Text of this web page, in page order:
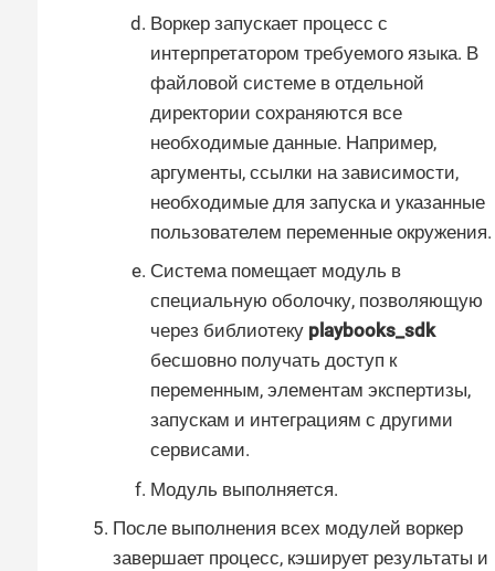
Воркер запускает процесс с
интерпретатором требуемого языка. В
файловой системе в отдельной
директории сохраняются все
необходимые данные. Например,
аргументы, ссылки на зависимости,
необходимые для запуска и указанные
пользователем переменные окружения.
Система помещает модуль в
специальную оболочку, позволяющую
через библиотеку playbooks_sdk
бесшовно получать доступ к
переменным, элементам экспертизы,
запускам и интеграциям с другими
сервисами.
Модуль выполняется.
После выполнения всех модулей воркер
завершает процесс, кэширует результаты и